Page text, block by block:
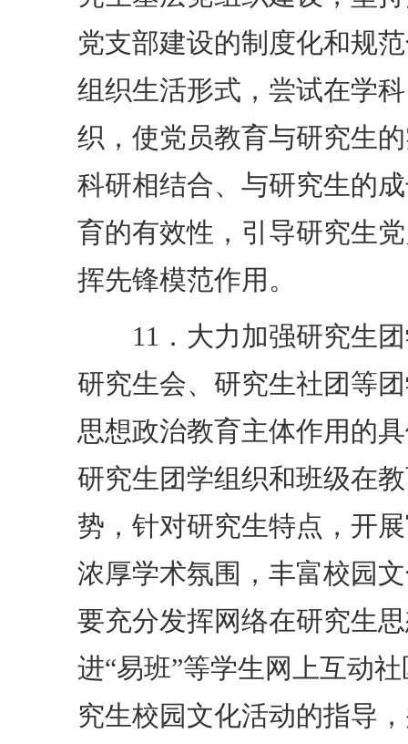
党支部建设的制度化和规
组织生活形式，尝试在学
织，使党员教育与研究生
科研相结合、与研究生的
育的有效性，引导研究生
挥先锋模范作用。
11．大力加强研究生团
研究生会、研究生社团等
思想政治教育主体作用的
研究生团学组织和班级在
势，针对研究生特点，开
浓厚学术氛围，丰富校园
要充分发挥网络在研究生
进“易班”等学生网上互动
究生校园文化活动的指导